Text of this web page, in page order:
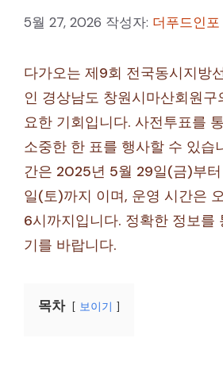
5월 27, 2026 작성자: 더푸드인포
다가오는 제9회 전국동시지방
인 경상남도 창원시마산회원구
요한 기회입니다. 사전투표를
소중한 한 표를 행사할 수 있습
간은 2025년 5월 29일(금)부
일(토)까지 이며, 운영 시간은
6시까지입니다. 정확한 정보를
기를 바랍니다.
목차 보이기